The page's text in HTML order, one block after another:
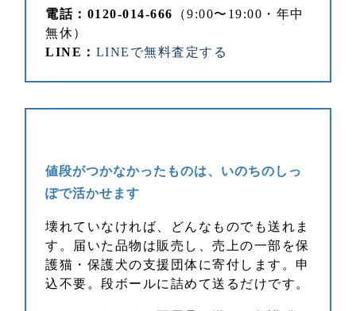
電話：0120-014-666 （9:00〜19:00・年中
無休）
LINE： LINEで無料査定する
値段がつかなかったものは、いのちのしっ
ぽで活かせます
壊れていなければ、どんなものでも送れま
す。届いた品物は販売し、売上の一部を保
護猫・保護犬の支援団体に寄付します。申
込不要。段ボールに詰めて送るだけです。